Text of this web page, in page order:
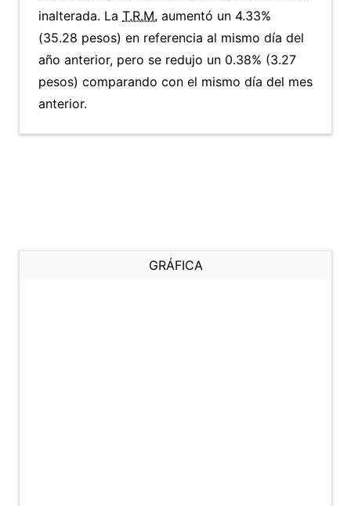
inalterada. La T.R.M. aumentó un 4.33%
(35.28 pesos) en referencia al mismo día del
año anterior, pero se redujo un 0.38% (3.27
pesos) comparando con el mismo día del mes
anterior.
GRÁFICA